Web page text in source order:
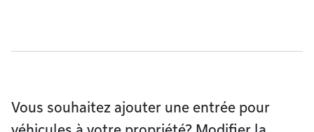
Vous souhaitez ajouter une entrée pour